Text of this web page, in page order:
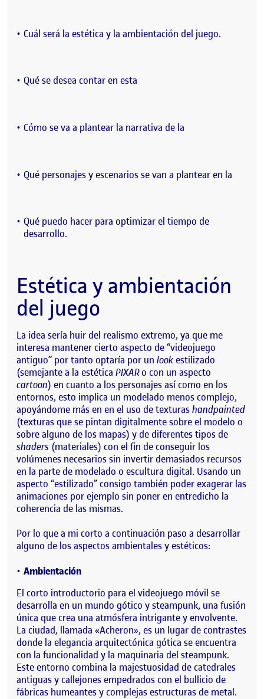
Cuál será la estética y la ambientación del juego.
Qué se desea contar en esta
Cómo se va a plantear la narrativa de la
Qué personajes y escenarios se van a plantear en la
Qué puedo hacer para optimizar el tiempo de
desarrollo.
Estética y ambientación
del juego
La idea sería huir del realismo extremo, ya que me
interesa mantener cierto aspecto de “videojuego
antiguo” por tanto optaría por un lookestilizado
(semejante a la estética PIXARo con un aspecto
cartoon) en cuanto a los personajes así como en los
entornos, esto implica un modelado menos complejo,
apoyándome más en en el uso de texturashandpainted
(texturas que se pintan digitalmente sobre el modelo o
sobre alguno de los mapas) y de diferentes tipos de
shaders (materiales) con el fin de conseguir los
volúmenes necesarios sin invertir demasiados recursos
en la parte de modelado o escultura digital. Usando un
aspecto “estilizado” consigo también poder exagerar las
animaciones por ejemplo sin poner en entredicho la
coherencia de las mismas.
Por lo que a mi corto a continuación paso a desarrollar
alguno de los aspectos ambientales y estéticos:
Ambientación
El corto introductorio para el videojuego móvil se
desarrolla en un mundo gótico y steampunk, una fusión
única que crea una atmósfera intrigante y envolvente.
La ciudad, llamada «Acheron», es un lugar de contrastes
donde la elegancia arquitectónica gótica se encuentra
con la funcionalidad y la maquinaria del steampunk.
Este entorno combina la majestuosidad de catedrales
antiguas y callejones empedrados con el bullicio de
fábricas humeantes y complejas estructuras de metal.